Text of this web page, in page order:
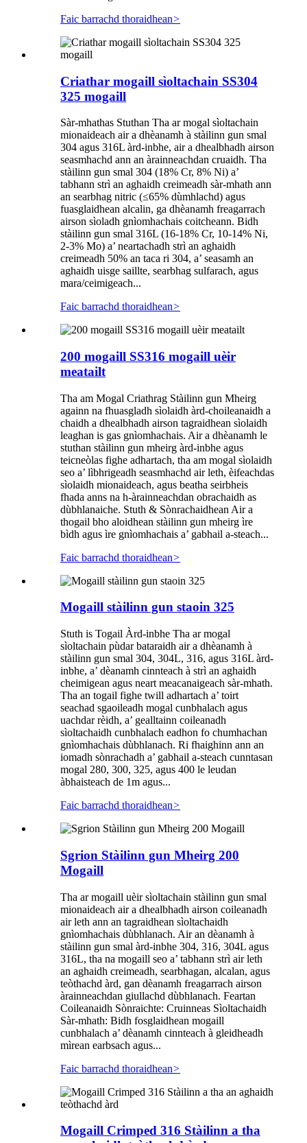
Faic barrachd thoraidhean>
Criathar mogaill sìoltachain SS304
325 mogaill
Sàr-mhathas Stuthan Tha ar mogal sìoltachain
mionaideach air a dhèanamh à stàilinn gun smal
304 agus 316L àrd-inbhe, air a dhealbhadh airson
seasmhachd ann an àrainneachdan cruaidh. Tha
stàilinn gun smal 304 (18% Cr, 8% Ni) a’
tabhann strì an aghaidh creimeadh sàr-mhath ann
an searbhag nitric (≤65% dùmhlachd) agus
fuasglaidhean alcalin, ga dhèanamh freagarrach
airson sìoladh gnìomhachais coitcheann. Bidh
stàilinn gun smal 316L (16-18% Cr, 10-14% Ni,
2-3% Mo) a’ neartachadh strì an aghaidh
creimeadh 50% an taca ri 304, a’ seasamh an
aghaidh uisge saillte, searbhag sulfarach, agus
mara/ceimigeach...
Faic barrachd thoraidhean>
200 mogaill SS316 mogaill uèir
meatailt
Tha am Mogal Criathrag Stàilinn gun Mheirg
againn na fhuasgladh sìolaidh àrd-choileanaidh a
chaidh a dhealbhadh airson tagraidhean sìolaidh
leaghan is gas gnìomhachais. Air a dhèanamh le
stuthan stàilinn gun mheirg àrd-inbhe agus
teicneòlas fighe adhartach, tha am mogal sìolaidh
seo a’ lìbhrigeadh seasmhachd air leth, èifeachdas
sìolaidh mionaideach, agus beatha seirbheis
fhada anns na h-àrainneachdan obrachaidh as
dùbhlanaiche. Stuth & Sònrachaidhean Air a
thogail bho aloidhean stàilinn gun mheirg ìre
bìdh agus ìre gnìomhachais a’ gabhail a-steach...
Faic barrachd thoraidhean>
Mogaill stàilinn gun staoin 325
Stuth is Togail Àrd-inbhe Tha ar mogal
sìoltachain pùdar bataraidh air a dhèanamh à
stàilinn gun smal 304, 304L, 316, agus 316L àrd-
inbhe, a’ dèanamh cinnteach à strì an aghaidh
cheimigean agus neart meacanaigeach sàr-mhath.
Tha an togail fighe twill adhartach a’ toirt
seachad sgaoileadh mogal cunbhalach agus
uachdar rèidh, a’ gealltainn coileanadh
sìoltachaidh cunbhalach eadhon fo chumhachan
gnìomhachais dùbhlanach. Ri fhaighinn ann an
iomadh sònrachadh a’ gabhail a-steach cunntasan
mogal 280, 300, 325, agus 400 le leudan
àbhaisteach de 1m agus...
Faic barrachd thoraidhean>
Sgrion Stàilinn gun Mheirg 200
Mogaill
Tha ar mogaill uèir sìoltachain stàilinn gun smal
mionaideach air a dhealbhadh airson coileanadh
air leth ann an tagraidhean sìoltachaidh
gnìomhachais dùbhlanach. Air an dèanamh à
stàilinn gun smal àrd-inbhe 304, 316, 304L agus
316L, tha na mogaill seo a’ tabhann strì air leth
an aghaidh creimeadh, searbhagan, alcalan, agus
teòthachd àrd, gan dèanamh freagarrach airson
àrainneachdan giullachd dùbhlanach. Feartan
Coileanaidh Sònraichte: Cruinneas Sìoltachaidh
Sàr-mhath: Bidh fosglaidhean mogaill
cunbhalach a’ dèanamh cinnteach à gleidheadh ​​​​​​
mìrean earbsach agus...
Faic barrachd thoraidhean>
Mogaill Crimped 316 Stàilinn a tha